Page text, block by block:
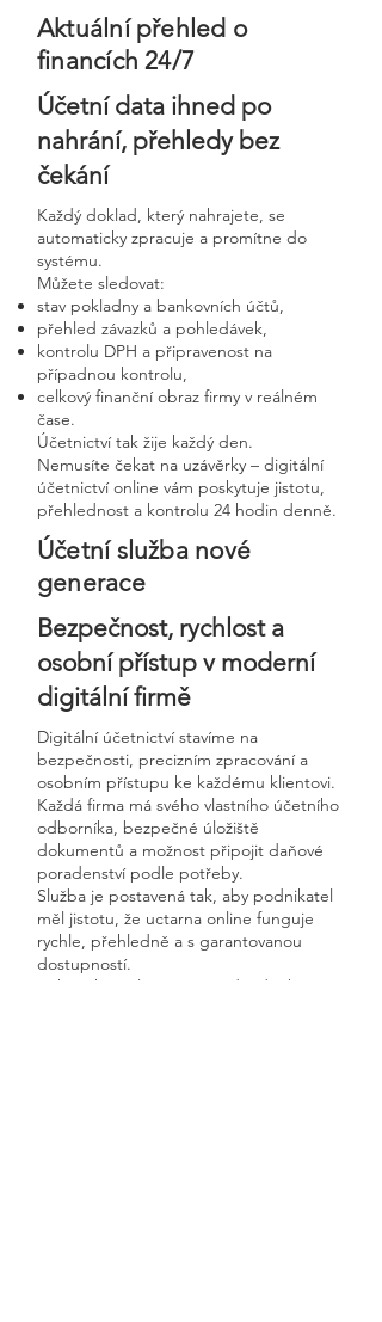
Aktuální přehled o
financích 24/7
Účetní data ihned po
nahrání, přehledy bez
čekání
Každý doklad, který nahrajete, se
automaticky zpracuje a promítne do
systému.
Můžete sledovat:
stav pokladny a bankovních účtů,
přehled závazků a pohledávek,
kontrolu DPH a připravenost na
případnou kontrolu,
celkový finanční obraz firmy v reálném
čase.
Účetnictví tak žije každý den.
Nemusíte čekat na uzávěrky – digitální
účetnictví online vám poskytuje jistotu,
přehlednost a kontrolu 24 hodin denně.
Účetní služba nové
generace
Bezpečnost, rychlost a
osobní přístup v moderní
digitální firmě
Digitální účetnictví stavíme na
bezpečnosti, precizním zpracování a
osobním přístupu ke každému klientovi.
Každá firma má svého vlastního účetního
odborníka, bezpečné úložiště
dokumentů a možnost připojit daňové
poradenství podle potřeby.
Služba je postavená tak, aby podnikatel
měl jistotu, že uctarna online funguje
rychle, přehledně a s garantovanou
dostupností.
Získáte kompletní servis od jednoho